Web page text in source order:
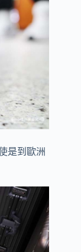
是到歐洲